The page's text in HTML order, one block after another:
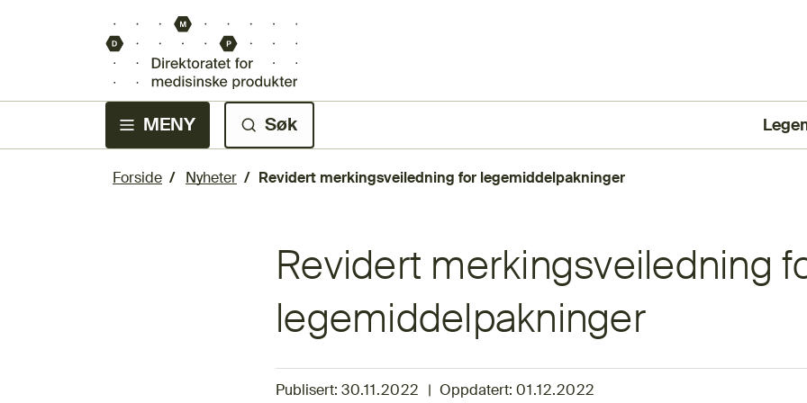
MENY Søk
Forside Nyheter Revidert merkingsveiledning for legemiddelpakninger
Revidert merkingsveiledning
legemiddelpakninger
Publisert: 30.11.2022 Oppdatert:01.12.2022